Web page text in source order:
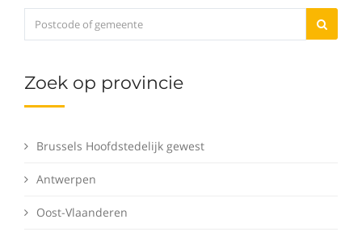
Zoek op provincie
Brussels Hoofdstedelijk gewest
Antwerpen
Oost-Vlaanderen